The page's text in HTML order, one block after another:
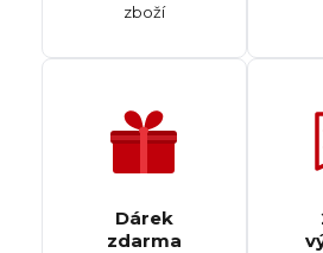
zboží
Dárek
zdarma